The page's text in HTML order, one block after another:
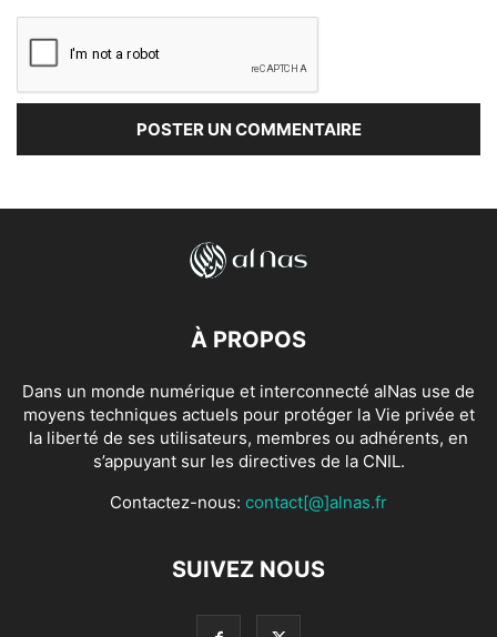
À PROPOS
Dans un monde numérique et interconnecté alNas use de
moyens techniques actuels pour protéger la Vie privée et
la liberté de ses utilisateurs, membres ou adhérents, en
s’appuyant sur les directives de la CNIL.
Contactez-nous: contact[@]alnas.fr
SUIVEZ NOUS